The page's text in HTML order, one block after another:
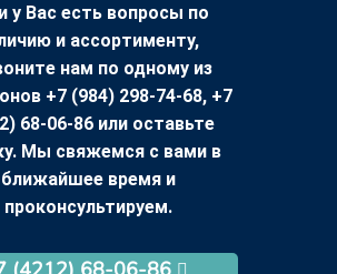
у Вас есть вопросы по
и ассортименту,
нам по одному из
+7 (984) 298-74-68, +7
68-06-86 или оставьте
Мы свяжемся с вами в
ближайшее время и
проконсультируем.